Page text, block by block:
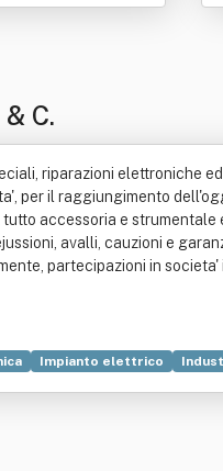
C.
riparazioni elettroniche
per il raggiungimento
accessoria e
avalli, cauzioni e
partecipazioni in
Impianto elettrico